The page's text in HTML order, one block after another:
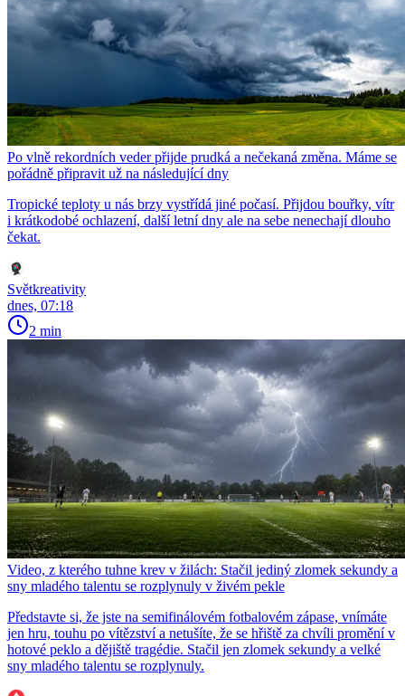
Po vlně rekordních veder přijde prudká a nečekaná změna. Máme se
pořádně připravit už na následující dny
Tropické teploty u nás brzy vystřídá jiné počasí. Přijdou bouřky, vítr
i krátkodobé ochlazení, další letní dny ale na sebe nenechají dlouho
čekat.
Světkreativity
dnes, 07:18
2 min
Video, z kterého tuhne krev v žilách: Stačil jediný zlomek sekundy a
sny mladého talentu se rozplynuly v živém pekle
Představte si, že jste na semifinálovém fotbalovém zápase, vnímáte
jen hru, touhu po vítězství a netušíte, že se hřiště za chvíli promění v
hotové peklo a dějiště tragédie. Stačil jen zlomek sekundy a velké
sny mladého talentu se rozplynuly.